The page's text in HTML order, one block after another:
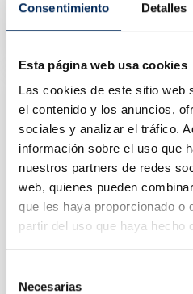
Consentimiento Detalles
Esta página web usa cookies
Las cookies de este sitio web
el contenido y los anuncios,
sociales y analizar el tráfico.
información sobre el uso que
nuestros partners de redes
web, quienes pueden
que les haya proporcionado o
partir del uso que haya hecho
Necesarias
Pont Élévateur 2
10/EQT-T50E-220